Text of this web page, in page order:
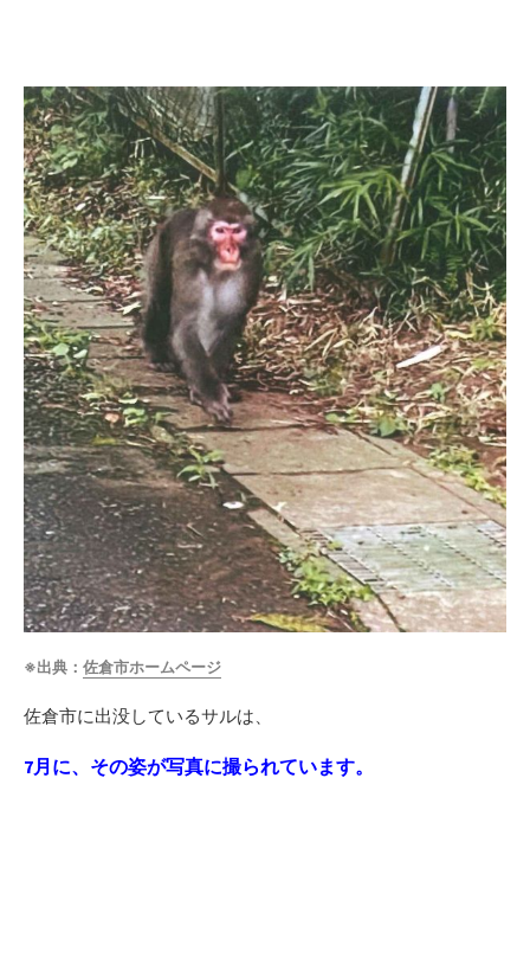
※出典： 佐倉市ホームページ
佐倉市に出没しているサルは、
7月に、その姿が写真に撮られています。